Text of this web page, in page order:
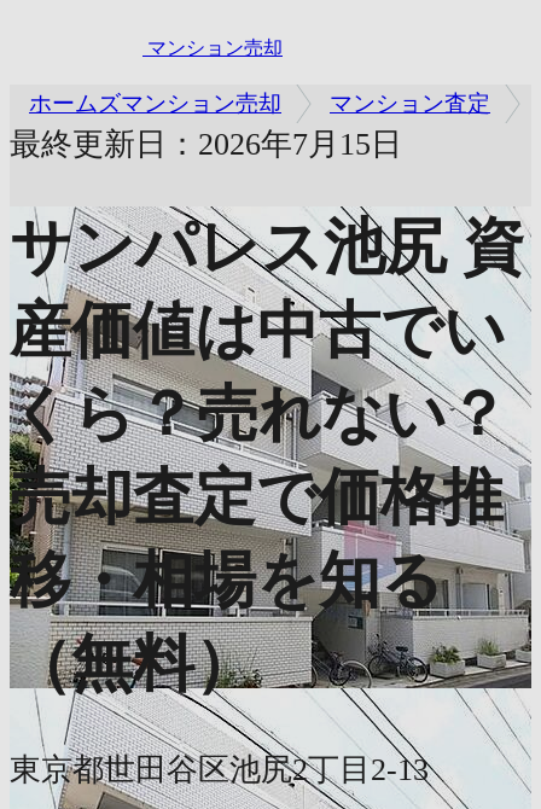
マンション売却
ホームズマンション売却 マンション査定
最終更新日：2026年7月15日
サンパレス池尻 資
産価値は中古でい
くら？売れない？
売却査定で価格推
移・相場を知る
（無料）
東京都世田谷区池尻2丁目2-13